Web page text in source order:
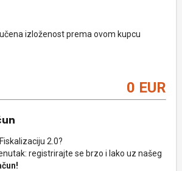
izloženost prema ovom kupcu
0 EUR
2.0?
registrirajte se brzo i lako uz našeg